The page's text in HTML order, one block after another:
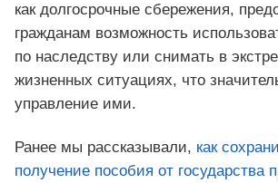
как долгосрочные сбережения,
гражданам возможность
по наследству или снимать в
жизненных ситуациях, что
управление ими.
Ранее мы рассказывали, как
получение пособия от государства